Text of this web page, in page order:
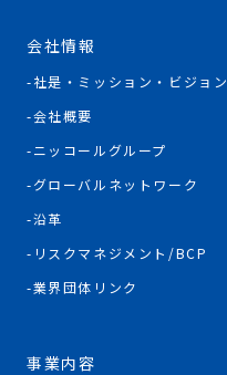
会社情報
社是・ミッション・ビジョン
会社概要
ニッコールグループ
グローバルネットワーク
沿革
リスクマネジメント/BCP
業界団体リンク
事業内容